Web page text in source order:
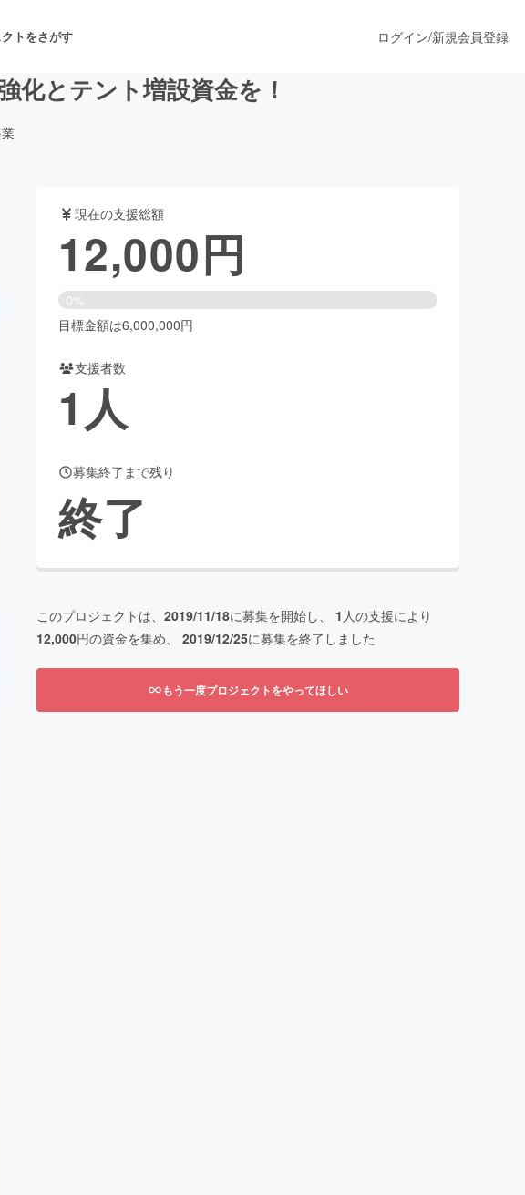
トをさがす
・パフォーマンス
ファッション
・漫画
ーティー・ヘルスケア
ニティ
ログイン/新規会員登録
化とテント増設資金を！
現在の支援総額
12,000円
0%
目標金額は6,000,000円
支援者数
1人
募集終了まで残り
終了
このプロジェクトは、 2019/11/18に募集を開始し、 1 人の支援により
12,000円の資金を集め、 2019/12/25に募集を終了しました
もう一度プロジェクトをやってほしい